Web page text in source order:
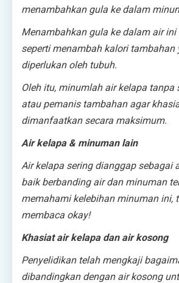
menambahkan gula ke dalam
Menambahkan gula ke dalam air
seperti menambah kalori tambahan
diperlukan oleh tubuh.
Oleh itu, minumlah air kelapa tanpa
atau pemanis tambahan agar
dimanfaatkan secara maksimum.
Air kelapa & minuman lain
Air kelapa sering dianggap sebagai
baik berbanding air dan minuman
memahami kelebihan minuman ini,
membaca okay!
Khasiat air kelapa dan air kosong
Penyelidikan telah mengkaji
dibandingkan dengan air kosong